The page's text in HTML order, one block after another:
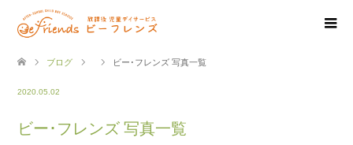
ブログ ビー･フレンズ 写真一覧
2020.05.02
ビー･フレンズ 写真一覧